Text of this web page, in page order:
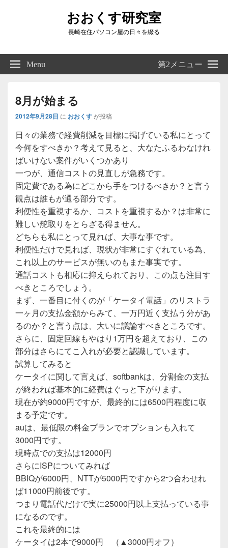
おおくす研究室
長崎在住パソコン屋の日々を綴る
Right
Sidebar
Widget
Menu 第2メニュー
8月が始まる
2012年9月28日 に おおくすが投稿
日々の業務で経費削減を目標に掲げている私にとって
今何をすべきか？考えて見ると、大なたふるわなけれ
ばいけない案件がいくつかあり
一つが、通信コストの見直しが急務です。
固定費である為にどこから手をつけるべきか？と言う
観点は誰もが通る部分です。
利便性を重視するか、コストを重視するか？は非常に
難しい舵取りをとらざる得ません。
どちらも私にとって見れば、大事な事です。
利便性だけで見れば、現状が非常にすぐれている為、
これ以上のサービスが無いのもまた事実です。
通話コストも相応に抑えられており、この点も注目す
べきところでしょう。
まず、一番目に付くのが「ケータイ電話」のリストラ
一ヶ月の支払金額からみて、一万円近く支払う分があ
るのか？と言う点は、大いに議論すべきところです。
さらに、固定回線もやはり1万円を超えており、この
部分はさらにてこ入れが必要と認識しています。
試算してみると
ケータイに関して言えば、softbankは、分割金の支払
が終われば基本的に経費はぐっと下がります。
現在が約9000円ですが、最終的には6500円程度に収
まる予定です。
auは、最低限の料金プランでオプションも入れて
3000円です。
現時点での支払は12000円
さらにISPについてみれば
BBIQが6000円、NTTが5000円ですから2つ合わせれ
ば11000円前後です。
つまり電話代だけで実に25000円以上支払っている事
になるのです。
これを最終的には
ケータイは2本で9000円 （▲3000円オフ）